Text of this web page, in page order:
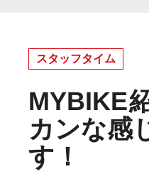
スタッフタイム
MYBIKE
カンな感
す！